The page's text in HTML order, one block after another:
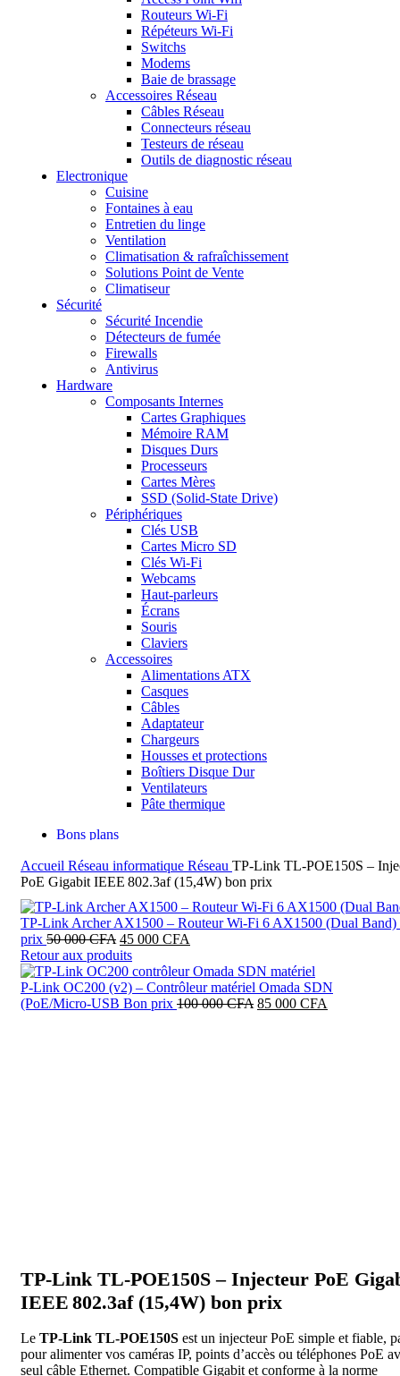
Routeurs Wi-Fi
Répéteurs Wi-Fi
Switchs
Modems
Baie de brassage
Accessoires Réseau
Câbles Réseau
Connecteurs réseau
Testeurs de réseau
Outils de diagnostic réseau
Electronique
Cuisine
Fontaines à eau
Entretien du linge
Ventilation
Climatisation & rafraîchissement
Solutions Point de Vente
Climatiseur
Sécurité
Sécurité Incendie
Détecteurs de fumée
Firewalls
Antivirus
Hardware
Composants Internes
Cartes Graphiques
Mémoire RAM
Disques Durs
Processeurs
Cartes Mères
SSD (Solid-State Drive)
Périphériques
Clés USB
Cartes Micro SD
Clés Wi-Fi
Webcams
Haut-parleurs
Écrans
Souris
Claviers
Accessoires
Alimentations ATX
Casques
Câbles
Adaptateur
Chargeurs
Housses et protections
Boîtiers Disque Dur
Ventilateurs
Pâte thermique
Bons plans
Rechercher
Accueil Réseau informatique Réseau TP-Link TL‑POE150S –
PoE Gigabit IEEE 802.3af (15,4W) bon prix
TP‑Link Archer AX1500 – Routeur Wi‑Fi 6 AX1500 (Dual Band)
prix 50 000CFA Le
prix
initial
était :
50
45 000 CFA
actuel
est :
45
Retour aux produits
P‑Link OC200 (v2) – Contrôleur matériel Omada SDN
(PoE/Micro‑USB Bon prix 100 000CFA Le
85 000 CFA
TP-Link TL‑POE150S – Injecteur PoE
IEEE 802.3af (15,4W) bon prix
Le TP‑Link TL‑POE150S est un injecteur PoE simple et fiable,
pour alimenter vos caméras IP, points d’accès ou téléphones PoE
seul câble Ethernet. Compatible Gigabit et conforme à la norme